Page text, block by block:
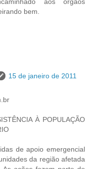
bem.
15 de janeiro de 2011
À POPULAÇÃO
de apoio emergencial
da região afetada